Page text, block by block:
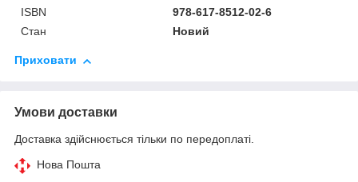
ISBN
978-617-8512-02-6
Стан
Новий
Приховати
Умови доставки
Доставка здійснюється тільки по передоплаті.
Нова Пошта